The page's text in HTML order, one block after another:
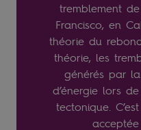
tremblement
Francisco, en
théorie du
théorie, les
générés par
d’énergie lors
tectonique.